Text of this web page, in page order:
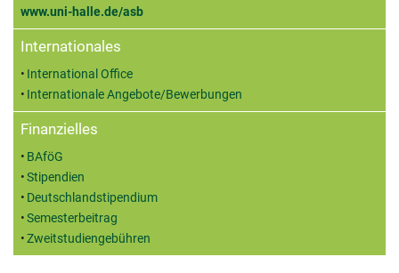
www.uni-halle.de/asb
Internationales
International Office
Internationale Angebote/Bewerbungen
Finanzielles
BAföG
Stipendien
Deutschlandstipendium
Semesterbeitrag
Zweitstudiengebühren